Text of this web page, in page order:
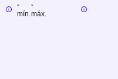
-
mín.
-
máx.